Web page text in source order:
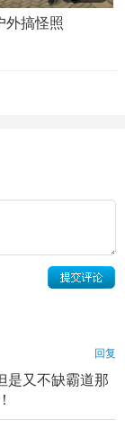
的青春言情网络
春电影《少年的
型的“好学生”。
编的古装武侠剧
辞，以江湖游医
外搞怪照
回复
是又不缺霸道那